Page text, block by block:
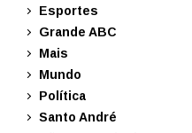
Esportes
Grande ABC
Mais
Mundo
Política
Santo André